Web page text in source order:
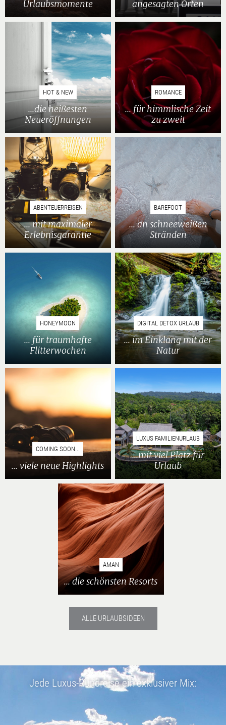
Urlaubsmomente angesagten Orten
HOT & NEW
...die heißesten
Neueröffnungen
ROMANCE
... für himmlische Zeit
zu zweit
ABENTEUERREISEN
... mit maximaler
Erlebnisgarantie
BAREFOOT
... an schneeweißen
Stränden
HONEYMOON
... für traumhafte
Flitterwochen
DIGITAL DETOX URLAUB
... im Einklang mit der
Natur
COMING SOON...
... viele neue Highlights
LUXUS FAMILIENURLAUB
...mit viel Platz für
Urlaub
AMAN
... die schönsten Resorts
ALLE URLAUBSIDEEN
Jede Luxus-Rundreise ein exklusiver Mix: